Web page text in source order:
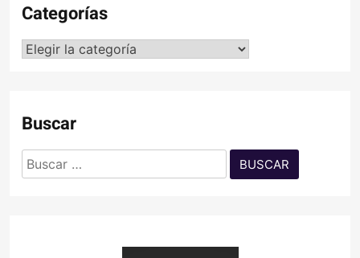
Categorías
Categorías
Buscar
Buscar: